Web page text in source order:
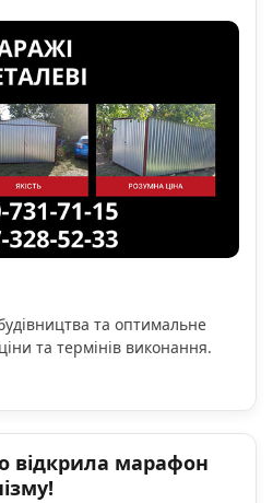
та оптимальне
та термінів виконання.
відкрила марафон